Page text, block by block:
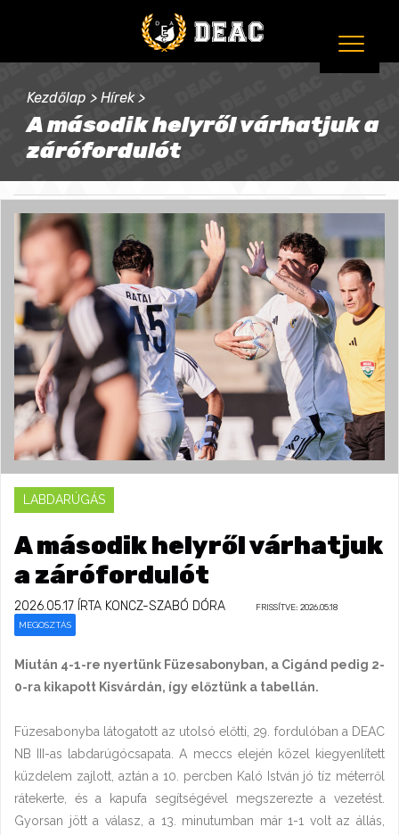
Kezdőlap > Hírek >
A második helyről várhatjuk a
zárófordulót
LABDARÚGÁS
A második helyről várhatjuk
a zárófordulót
2026.05.17 ÍRTA KONCZ-SZABÓ DÓRA FRISSÍTVE: 2026.05.18
MEGOSZTÁS
Miután 4-1-re nyertünk Füzesabonyban, a Cigánd pedig 2-
0-ra kikapott Kisvárdán, így előztünk a tabellán.
Füzesabonyba látogatott az utolsó előtti, 29. fordulóban a DEAC
NB III-as labdarúgócsapata. A meccs elején közel kiegyenlített
küzdelem zajlott, aztán a 10. percben Kaló István jó tíz méterről
rátekerte, és a kapufa segítségével megszerezte a vezetést.
Gyorsan jött a válasz, a 13. minutumban már 1-1 volt az állás,